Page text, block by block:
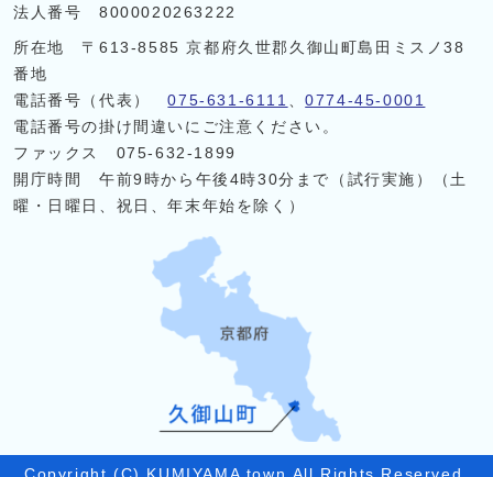
法人番号 8000020263222
所在地 〒613-8585 京都府久世郡久御山町島田ミスノ38
番地
電話番号（代表）075-631-6111 、0774-45-0001
電話番号の掛け間違いにご注意ください。
ファックス 075-632-1899
開庁時間 午前9時から午後4時30分まで（試行実施）（土
曜・日曜日、祝日、年末年始を除く）